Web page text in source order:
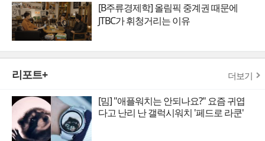
[B주류경제학] 올림픽 중계권 때문에
JTBC가 휘청거리는 이유
리포트+ 더보기
[밈] "애플워치는 안되나요?" 요즘 귀엽
다고 난리 난 갤럭시워치 '페드로 라쿤'